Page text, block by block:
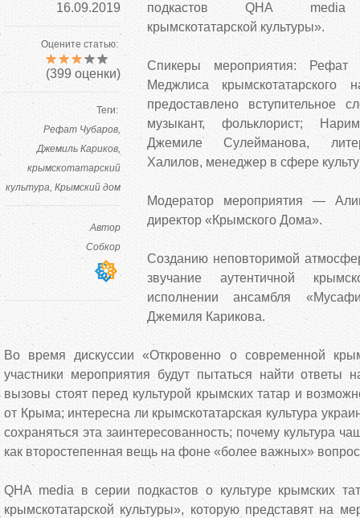
16.09.2019
Оцените статью:
(399оценки)
Теги:
Рефат Чубаров
Джемиль Кариков
крымскотатарский
культура Крымский дом
Автор
Собкор
подкастов QHA media
крымскотатарской культуры».
Спикеры мероприятия: Рефат
Меджлиса крымскотатарского
предоставлено вступительное
музыкант, фольклорист;
Джемиле Сулейманова,
Халилов, менеджер в сфере
Модератор мероприятия —
директор «Крымского Дома».
Созданию неповторимой
звучание аутентичной
исполнении ансамбля
Джемиля Карикова.
Во время дискуссии «Откровенно о современной
участники мероприятия будут пытаться найти ответы
вызовы стоят перед культурой крымских татар и
от Крыма; интересна ли крымскотатарская культура
сохраняться эта заинтересованность; почему культура
как второстепенная вещь на фоне «более важных»
QHA media в серии подкастов о культуре крымских
крымскотатарской культуры», которую представят на